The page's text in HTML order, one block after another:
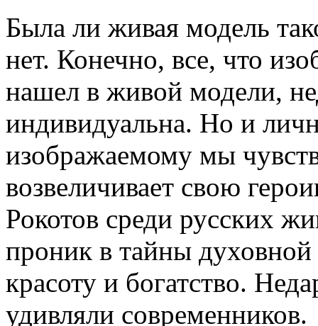
Была ли живая модель
нет. Конечно, все, что
нашел в живой модели,
индивидуальна. Но и
изображаемому мы
возвеличивает свою
Рокотов среди русских
проник в тайны
красоту и богатство.
удивляли современников.